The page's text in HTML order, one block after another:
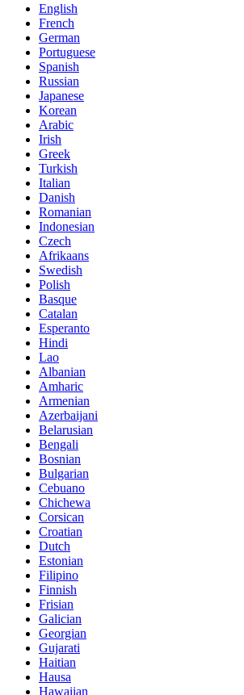
English
French
German
Portuguese
Spanish
Russian
Japanese
Korean
Arabic
Irish
Greek
Turkish
Italian
Danish
Romanian
Indonesian
Czech
Afrikaans
Swedish
Polish
Basque
Catalan
Esperanto
Hindi
Lao
Albanian
Amharic
Armenian
Azerbaijani
Belarusian
Bengali
Bosnian
Bulgarian
Cebuano
Chichewa
Corsican
Croatian
Dutch
Estonian
Filipino
Finnish
Frisian
Galician
Georgian
Gujarati
Haitian
Hausa
Hawaiian